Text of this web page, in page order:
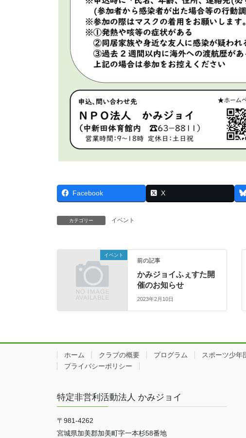
Facebook X
カテゴリー イベント
イベント
前の記事
かみジョイふぇすた開
催のお知らせ
2023年2月10日
ホーム クラブの概要 プログラム スポーツ少年
プライバシーポリシー
特定非営利活動法人 かみジョイ
〒981-4262
宮城県加美郡加美町字一本杉58番地